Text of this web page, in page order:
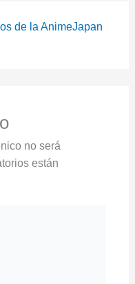
de la AnimeJapan
no será
están